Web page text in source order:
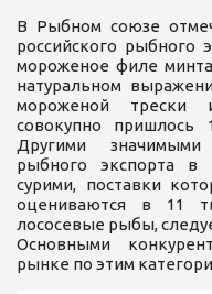
В Рыбном союзе
российского рыбного
мороженое филе
натуральном
мороженой трески
совокупно пришлось
Другими значимыми
рыбного экспорта в
сурими, поставки
оцениваются в 11
лососевые рыбы,
Основными
рынке по этим